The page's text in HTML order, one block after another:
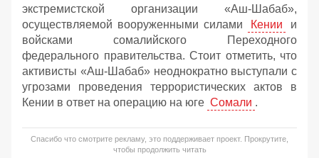
экстремистской организации «Аш-Шабаб»,
осуществляемой вооруженными силами
Кении
и
войсками сомалийского Переходного
федерального правительства. Стоит отметить, что
активисты «Аш-Шабаб» неоднократно выступали с
угрозами проведения террористических актов в
Кении в ответ на операцию на юге Сомали .
Спасибо что смотрите рекламу, это поддерживает проект. Прокрутите,
чтобы продолжить читать